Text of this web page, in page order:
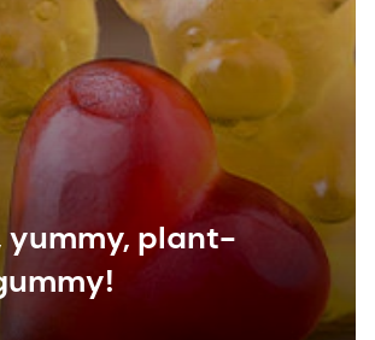
yummy, plant-